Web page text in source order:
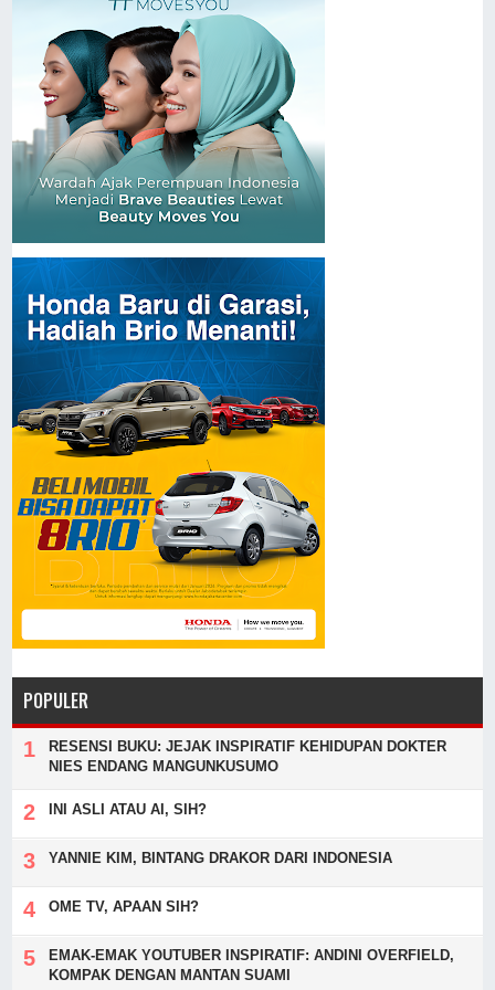
POPULER
RESENSI BUKU: JEJAK INSPIRATIF KEHIDUPAN DOKTER
NIES ENDANG MANGUNKUSUMO
INI ASLI ATAU AI, SIH?
YANNIE KIM, BINTANG DRAKOR DARI INDONESIA
OME TV, APAAN SIH?
EMAK-EMAK YOUTUBER INSPIRATIF: ANDINI OVERFIELD,
KOMPAK DENGAN MANTAN SUAMI